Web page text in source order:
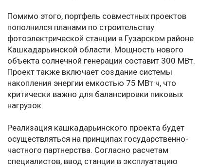
Помимо этого, портфель совместных проектов
пополнился планами по строительству
фотоэлектрической станции в Гузарском районе
Кашкадарьинской области. Мощность нового
объекта солнечной генерации составит 300 МВт.
Проект также включает создание системы
накопления энергии емкостью 75 МВт·ч, что
критически важно для балансировки пиковых
нагрузок.
Реализация кашкадарьинского проекта будет
осуществляться на принципах государственно-
частного партнерства. Согласно расчетам
специалистов, ввод станции в эксплуатацию